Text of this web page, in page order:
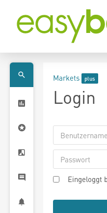
Markets
Login
Eingeloggt